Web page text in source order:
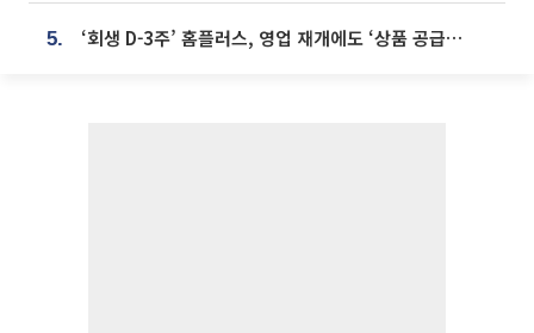
5. ‘회생 D-3주’ 홈플러스, 영업 재개에도 ‘상품 공급망’ 복구가 생존 관건